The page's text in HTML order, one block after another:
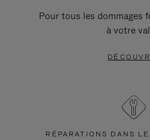
Pour tous les dommages
à votre
RÉPARATIONS DANS